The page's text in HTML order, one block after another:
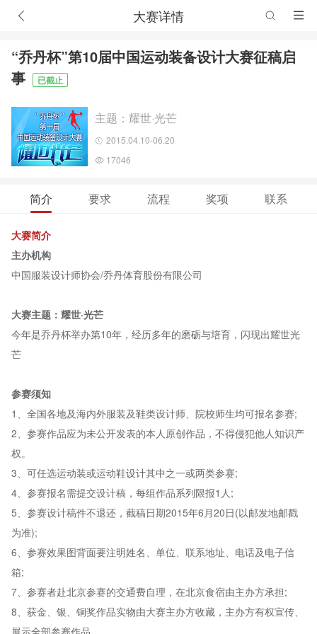
大赛详情
“乔丹杯”第10届中国运动装备设计大赛征稿启
事
已截止
主题：耀世·光芒
2015.04.10-06.20
17046
简介 要求 流程 奖项 联系
大赛简介
主办机构
中国服装设计师协会/乔丹体育股份有限公司
大赛主题：耀世·光芒
今年是乔丹杯举办第10年，经历多年的磨砺与培育，闪现出耀世光
芒
参赛须知
1、全国各地及海内外服装及鞋类设计师、院校师生均可报名参赛;
2、参赛作品应为未公开发表的本人原创作品，不得侵犯他人知识产
权。
3、可任选运动装或运动鞋设计其中之一或两类参赛;
4、参赛报名需提交设计稿，每组作品系列限报1人;
5、参赛设计稿件不退还，截稿日期2015年6月20日(以邮发地邮戳
为准);
6、参赛效果图背面要注明姓名、单位、联系地址、电话及电子信
箱;
7、参赛者赴北京参赛的交通费自理，在北京食宿由主办方承担;
8、获金、银、铜奖作品实物由大赛主办方收藏，主办方有权宣传、
展示全部参赛作品。